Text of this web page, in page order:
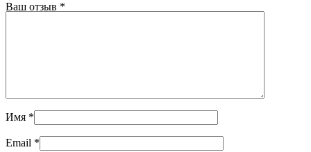
Ваш отзыв *
Имя *
Email *